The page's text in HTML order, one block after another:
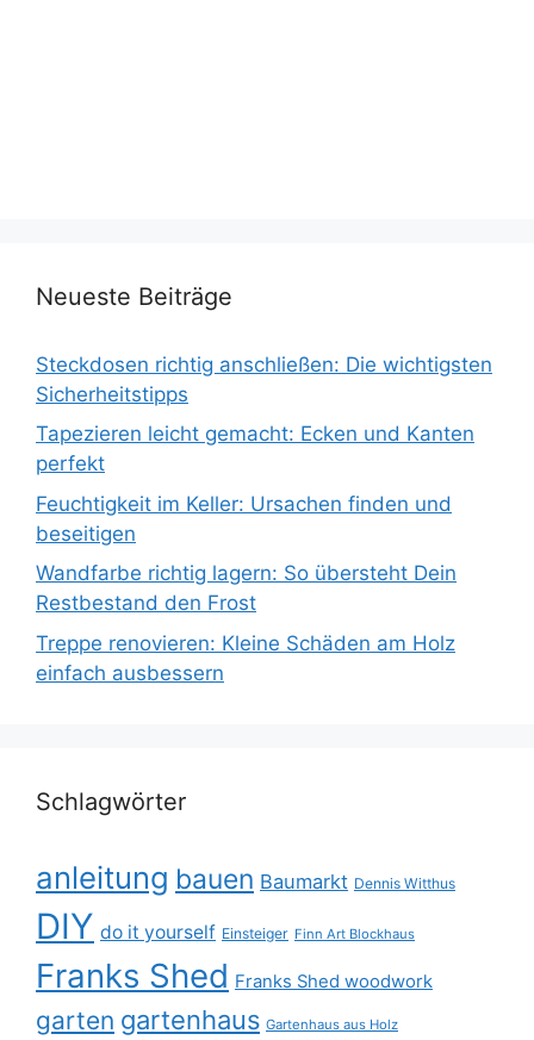
Neueste Beiträge
Steckdosen richtig anschließen: Die wichtigsten
Sicherheitstipps
Tapezieren leicht gemacht: Ecken und Kanten
perfekt
Feuchtigkeit im Keller: Ursachen finden und
beseitigen
Wandfarbe richtig lagern: So übersteht Dein
Restbestand den Frost
Treppe renovieren: Kleine Schäden am Holz
einfach ausbessern
Schlagwörter
anleitung bauen Baumarkt Dennis Witthus
DIY do it yourself Einsteiger Finn Art Blockhaus
Franks Shed Franks Shed woodwork
garten gartenhaus Gartenhaus aus Holz